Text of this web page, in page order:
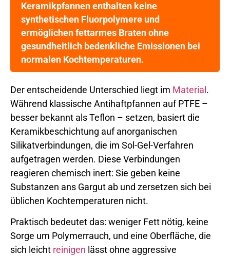
Keramikpfannen enthalten keine
synthetischen Fluorpolymere und
ermöglichen fettarmes Braten ohne
gesundheitlich bedenkliche Emissionen bei
normalen Kochtemperaturen.
Der entscheidende Unterschied liegt im Material.
Während klassische Antihaftpfannen auf PTFE –
besser bekannt als Teflon – setzen, basiert die
Keramikbeschichtung auf anorganischen
Silikatverbindungen, die im Sol-Gel-Verfahren
aufgetragen werden. Diese Verbindungen
reagieren chemisch inert: Sie geben keine
Substanzen ans Gargut ab und zersetzen sich bei
üblichen Kochtemperaturen nicht.
Praktisch bedeutet das: weniger Fett nötig, keine
Sorge um Polymerrauch, und eine Oberfläche, die
sich leicht reinigen lässt ohne aggressive